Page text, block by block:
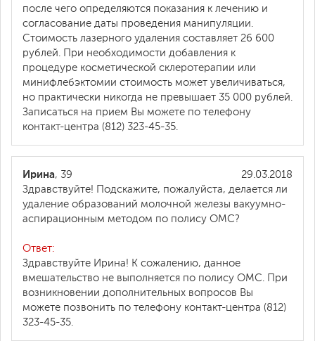
после чего определяются показания к лечению и
согласование даты проведения манипуляции.
Стоимость лазерного удаления составляет 26 600
рублей. При необходимости добавления к
процедуре косметической склеротерапии или
минифлебэктомии стоимость может увеличиваться,
но практически никогда не превышает 35 000 рублей.
Записаться на прием Вы можете по телефону
контакт-центра (812) 323-45-35.
29.03.2018
Ирина, 39
Здравствуйте! Подскажите, пожалуйста, делается ли
удаление образований молочной железы вакуумно-
аспирационным методом по полису ОМС?
Ответ:
Здравствуйте Ирина! К сожалению, данное
вмешательство не выполняется по полису ОМС. При
возникновении дополнительных вопросов Вы
можете позвонить по телефону контакт-центра (812)
323-45-35.